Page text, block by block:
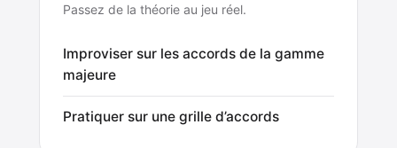
Passez de la théorie au jeu réel.
Improviser sur les accords de la gamme
majeure
Pratiquer sur une grille d’accords